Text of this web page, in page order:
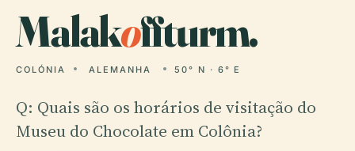
Malakoffturm.
COLÓNIA ALEMANHA 50° N · 6° E
Q: Quais são os horários de visitação do
Museu do Chocolate em Colônia?